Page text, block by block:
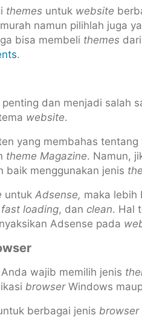
themes untuk website
namun pilihlah juga
bisa membeli themes
.
dan menjadi salah
website.
yang membahas
theme Magazine. Namun,
baik menggunakan jenis
untuk Adsense, maka lebih
fast loading, dan clean. Hal
Adsense pada
wajib memilih jenis
browserWindows
berbagai jenis browser